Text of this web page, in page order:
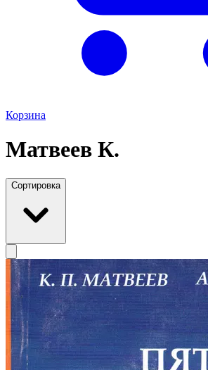
Корзина
Матвеев К.
Сортировка